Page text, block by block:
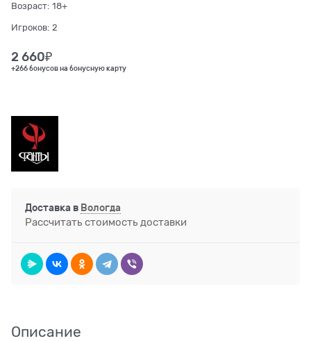
Возраст: 18+
Игроков: 2
2 660₽
+266 бонусов на бонусную карту
Доставка в Вологда
Рассчитать стоимость доставки
Описание